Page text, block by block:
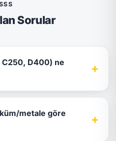
Sorular
C250, D400) ne
+
metale göre
+